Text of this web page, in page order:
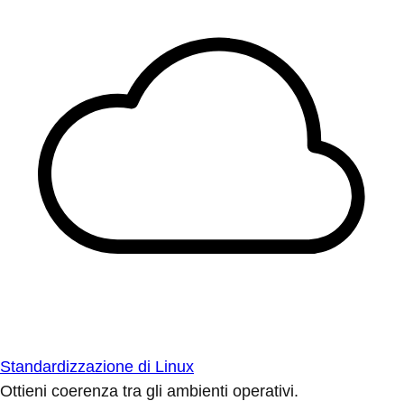
Standardizzazione di Linux
Ottieni coerenza tra gli ambienti operativi.